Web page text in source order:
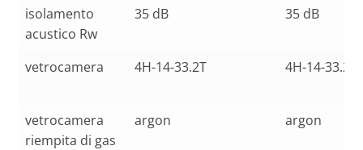
isolamento
acustico Rw
35 dB 35 dB
vetrocamera 4H-14-33.2T 4H-14-33.2T
vetrocamera
riempita di gas
argon argon